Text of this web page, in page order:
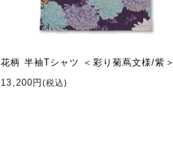
花柄 半袖Tシャツ ＜彩り菊蔦文様/紫＞
13,200円(税込)